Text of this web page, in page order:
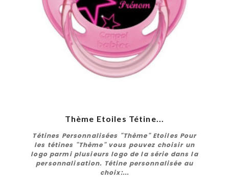
Thème Etoiles Tétine...
Tétines Personnalisées "Thème" Etoiles Pour
les tétines "Thème" vous pouvez choisir un
logo parmi plusieurs logo de la série dans la
personnalisation. Tétine personnalisée au
choix:...